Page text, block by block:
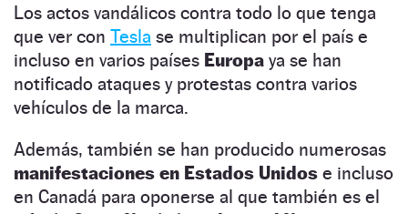
Los actos vandálicos contra todo lo que tenga
que ver con Tesla se multiplican por el país e
incluso en varios países Europa ya se han
notificado ataques y protestas contra varios
vehículos de la marca.
Además, también se han producido numerosas
manifestaciones en Estados Unidos e incluso
en Canadá para oponerse al que también es el